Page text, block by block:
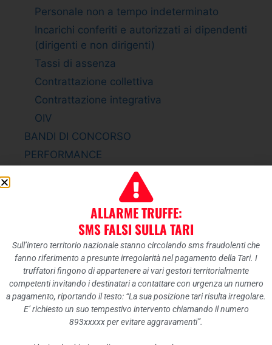
Personale non a tempo indeterminato
Incarichi conferiti e autorizzati ai dipendenti
(dirigenti e non dirigenti)
Tassi di assenza
Contrattazione collettiva
Contrattazione integrativa
OIV
BANDI DI CONCORSO
PERFORMANCE
Sistema di misurazione e valutazione della
Piano della Performance
Relazione sulla Performance
Ammontare complessivo dei premi
Dati relativi ai premi
ENTI CONTROLLATI
Enti pubblici vigilati
Società partecipate
ALLARME TRUFFE:
SMS FALSI SULLA TARI
Sull’intero territorio nazionale stanno circolando sms fraudolenti che
fanno riferimento a presunte irregolarità nel pagamento della Tari. I
truffatori fingono di appartenere ai vari gestori territorialmente
competenti invitando i destinatari a contattare con urgenza un numero
a pagamento, riportando il testo: “La sua posizione tari risulta irregolare.
E’ richiesto un suo tempestivo intervento chiamando il numero
893xxxxx per evitare aggravamenti”.